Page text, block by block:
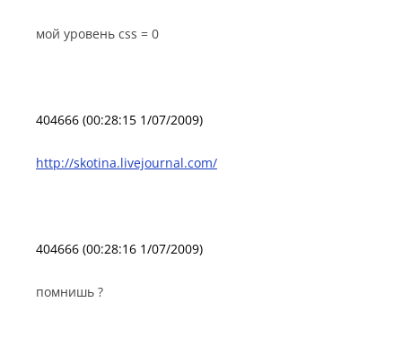
мой уровень сss = 0
404666 (00:28:15 1/07/2009)
http://skotina.livejournal.com/
404666 (00:28:16 1/07/2009)
помнишь ?